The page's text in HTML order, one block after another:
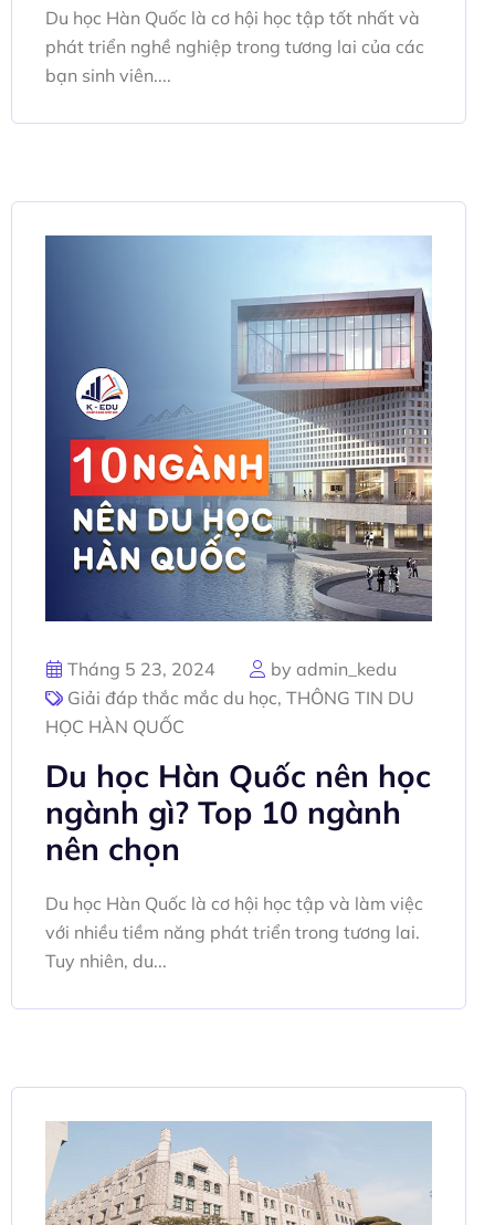
Du học Hàn Quốc là cơ hội học tập tốt nhất và
phát triển nghề nghiệp trong tương lai của các
bạn sinh viên....
Tháng 5 23, 2024
by admin_kedu
Giải đáp thắc mắc du học, THÔNG TIN DU
HỌC HÀN QUỐC
Du học Hàn Quốc nên học
ngành gì? Top 10 ngành
nên chọn
Du học Hàn Quốc là cơ hội học tập và làm việc
với nhiều tiềm năng phát triển trong tương lai.
Tuy nhiên, du...